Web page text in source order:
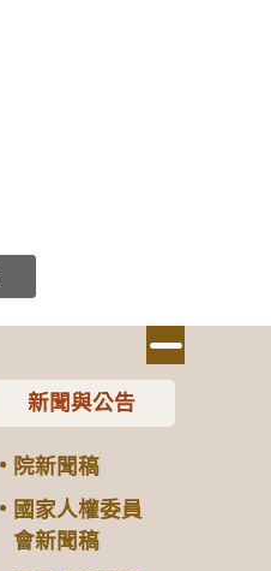
新聞與公告
院新聞稿
國家人權委員
會新聞稿